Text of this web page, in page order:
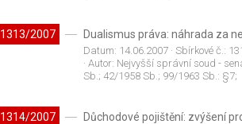
1313/2007 Dualismus práva: náhrada za
Datum: 14.06.2007· Sbírkové č.:
· Autor: Nejvyšší správní soud -
Sb.; 42/1958 Sb.; 99/1963 Sb.: §7;
1314/2007 Důchodové pojištění: zvýšení